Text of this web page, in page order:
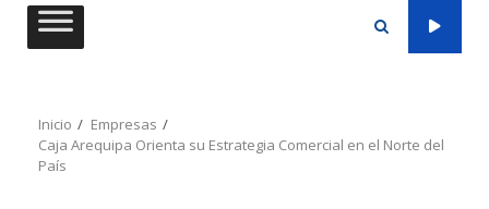
Saltar
Inicio
Empresas
Caja Arequipa Orienta su Estrategia Comercial en el Norte del
País